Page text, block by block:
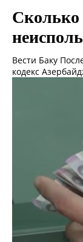
Сколько
Вести Баку
кодекс